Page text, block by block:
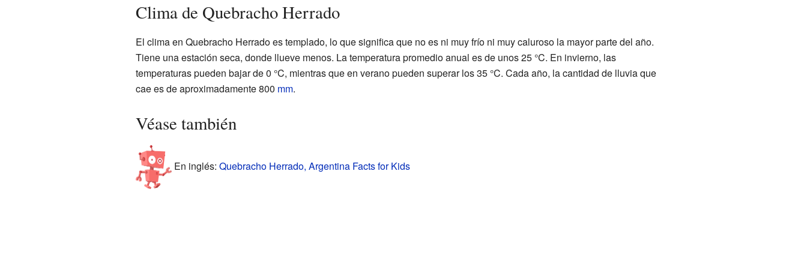
Clima de Quebracho Herrado
El clima en Quebracho Herrado es templado, lo que significa que no es ni muy frío ni muy caluroso la mayor parte del año.
Tiene una estación seca, donde llueve menos. La temperatura promedio anual es de unos 25 °C. En invierno, las
temperaturas pueden bajar de 0 °C, mientras que en verano pueden superar los 35 °C. Cada año, la cantidad de lluvia que
cae es de aproximadamente 800 mm.
Véase también
En inglés: Quebracho Herrado, Argentina Facts for Kids